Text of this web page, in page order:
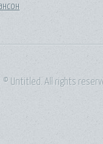
© Untitled. All rights